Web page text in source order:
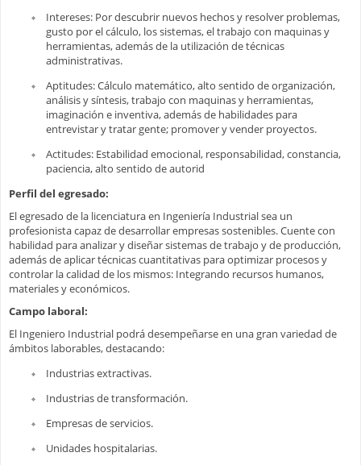
Intereses: Por descubrir nuevos hechos y resolver problemas,
gusto por el cálculo, los sistemas, el trabajo con maquinas y
herramientas, además de la utilización de técnicas
administrativas.
Aptitudes: Cálculo matemático, alto sentido de organización,
análisis y síntesis, trabajo con maquinas y herramientas,
imaginación e inventiva, además de habilidades para
entrevistar y tratar gente; promover y vender proyectos.
Actitudes: Estabilidad emocional, responsabilidad, constancia,
paciencia, alto sentido de autorid
Perfil del egresado:
El egresado de la licenciatura en Ingeniería Industrial sea un
profesionista capaz de desarrollar empresas sostenibles. Cuente con
habilidad para analizar y diseñar sistemas de trabajo y de producción,
además de aplicar técnicas cuantitativas para optimizar procesos y
controlar la calidad de los mismos: Integrando recursos humanos,
materiales y económicos.
Campo laboral:
El Ingeniero Industrial podrá desempeñarse en una gran variedad de
ámbitos laborables, destacando:
Industrias extractivas.
Industrias de transformación.
Empresas de servicios.
Unidades hospitalarias.